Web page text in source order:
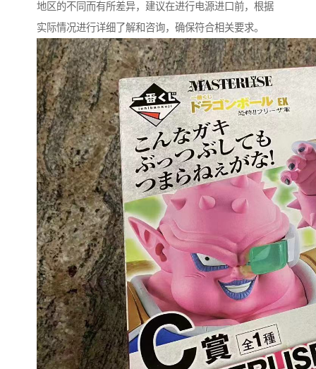
地区的不同而有所差异，建议在进行电源进口前，根据
实际情况进行详细了解和咨询，确保符合相关要求。